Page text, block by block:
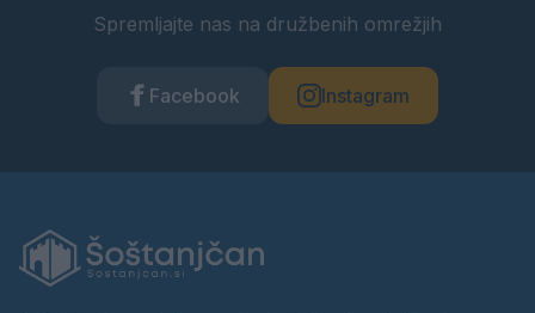
Spremljajte nas na družbenih omrežjih
Facebook Instagram